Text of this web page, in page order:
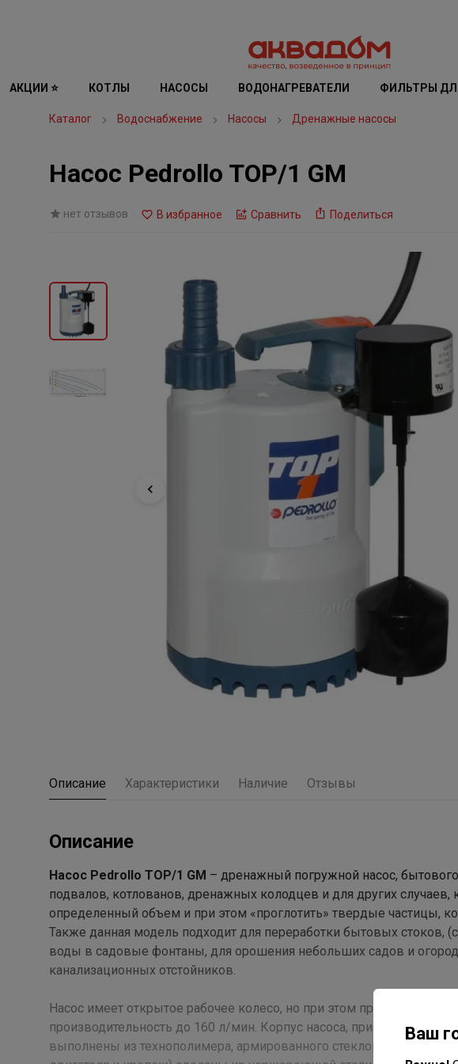
АКЦИИ ⭐ КОТЛЫ НАСОСЫ ВОДОНАГРЕВАТЕЛИ ФИЛЬТРЫ
Каталог Водоснабжение Насосы Дренажные насосы
Насос Pedrollo TOP/1 GM
нет отзывов В избранное Сравнить Поделиться
Описание Характеристики Наличие Отзывы
Описание
Насос Pedrollo TOP/1 GM – дренажный погружной насос,
подвалов, котлованов, дренажных колодцев и для других случаев,
определенный объем и при этом «проглотить» твердые частицы,
Также данная модель подходит для переработки бытовых
воды в садовые фонтаны, для орошения небольших садов и
канализационных отстойников.
Насос имеет открытое рабочее колесо, но при этом производит
производительность до 160 л/мин. Корпус насоса, приемная
выполнены из технополимера, армированного стекловолокном.
Ваш